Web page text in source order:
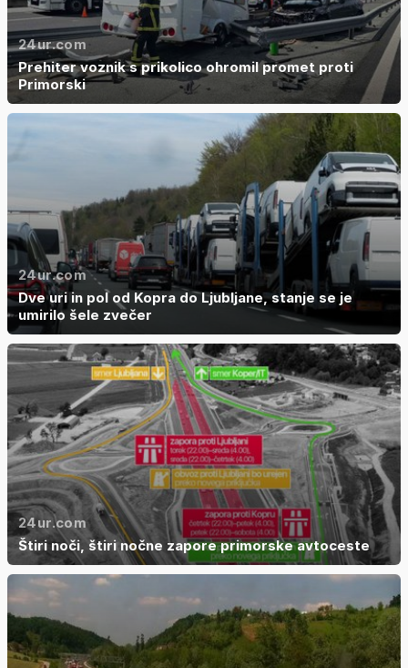
24ur.com
Prehiter voznik s prikolico ohromil promet proti
Primorski
24ur.com
Dve uri in pol od Kopra do Ljubljane, stanje se je
umirilo šele zvečer
24ur.com
Štiri noči, štiri nočne zapore primorske avtoceste